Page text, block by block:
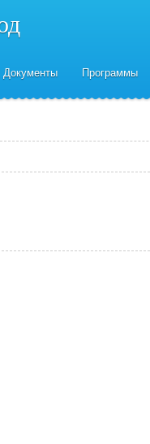
Документы Программы